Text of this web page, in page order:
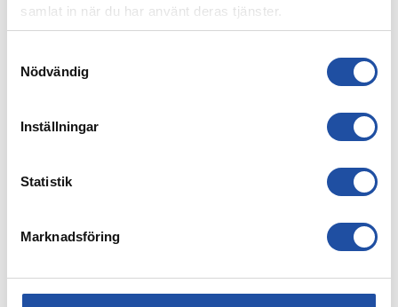
samlat in när du har använt deras tjänster.
Nödvändig
Inställningar
Statistik
Marknadsföring
7 AUGUSTI, 2026